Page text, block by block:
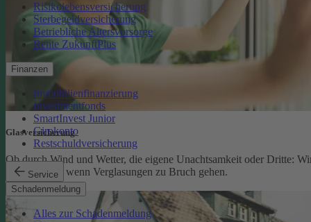
Risikolebensversicherung
Sterbegeldversicherung
Betriebliche Altersvorsorge
Rente ZukunftPlus
Finanzen
Immobilienfinanzierung
Investmentfonds
SmartInvest Junior
Girokonto
Restschuldversicherung
Service
Schadenmeldung
Alles zur Schadenmeldung
Glasversicherung
Ob durch Wind und Wetter, die eigene Unachtsamkeit oder Dritte:
schützen Sie, wenn Verglasungen zu Bruch gehen.
Glasversicherung